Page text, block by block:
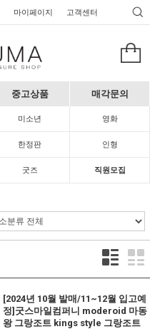
마이페이지 고객센터
중고상품 매각문의
미소년 영화
한정판 인형
굿즈 직원모집
[2024년 10월 발매/11~12월 입고예
정]굿스마일컴퍼니 moderoid 마동
왕 그랑조트 kings style 그랑조트